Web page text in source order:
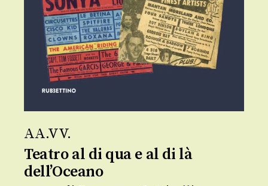
AA.VV.
Teatro al di qua e al di là
dell’Oceano